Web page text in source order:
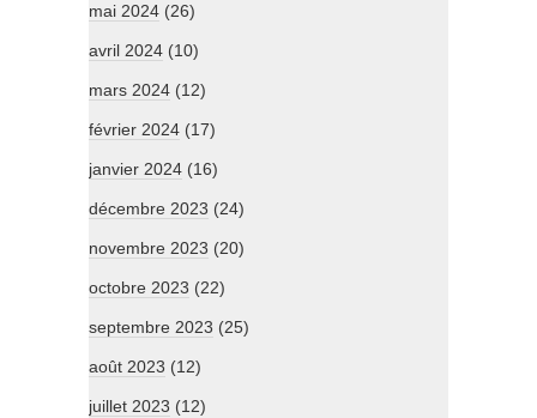
mai 2024 (26)
avril 2024 (10)
mars 2024 (12)
février 2024 (17)
janvier 2024 (16)
décembre 2023 (24)
novembre 2023 (20)
octobre 2023 (22)
septembre 2023 (25)
août 2023 (12)
juillet 2023 (12)